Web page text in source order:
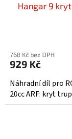
Hangar 9
768 Kč bez DPH
929 Kč
Náhradní díl pro
20cc ARF: kryt